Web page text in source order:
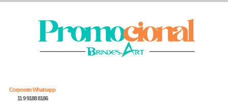
Corporate Whatsapp
11 9 9188 8186